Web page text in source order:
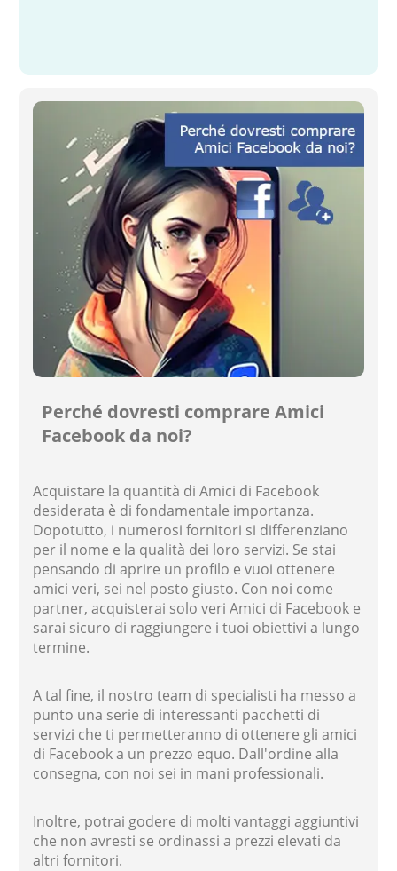
Perché dovresti comprare Amici
Facebook da noi?
Acquistare la quantità di Amici di Facebook
desiderata è di fondamentale importanza.
Dopotutto, i numerosi fornitori si differenziano
per il nome e la qualità dei loro servizi. Se stai
pensando di aprire un profilo e vuoi ottenere
amici veri, sei nel posto giusto. Con noi come
partner, acquisterai solo veri Amici di Facebook e
sarai sicuro di raggiungere i tuoi obiettivi a lungo
termine.
A tal fine, il nostro team di specialisti ha messo a
punto una serie di interessanti pacchetti di
servizi che ti permetteranno di ottenere gli amici
di Facebook a un prezzo equo. Dall'ordine alla
consegna, con noi sei in mani professionali.
Inoltre, potrai godere di molti vantaggi aggiuntivi
che non avresti se ordinassi a prezzi elevati da
altri fornitori.